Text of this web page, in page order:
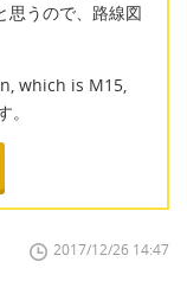
思うので、路線図
which is M15,
2017/12/26 14:47